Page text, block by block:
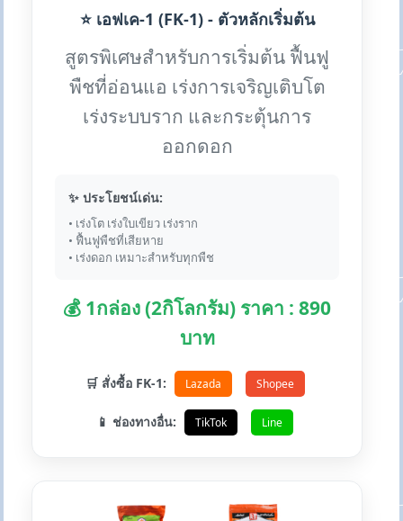
⭐ เอฟเค-1 (FK-1) - ตัวหลักเริ่มต้น
สูตรพิเศษสำหรับการเริ่มต้น ฟื้นฟู
พืชที่อ่อนแอ เร่งการเจริญเติบโต
เร่งระบบราก และกระตุ้นการ
ออกดอก
✨ ประโยชน์เด่น:
• เร่งโต เร่งใบเขียว เร่งราก
• ฟื้นฟูพืชที่เสียหาย
• เร่งดอก เหมาะสำหรับทุกพืช
💰 1กล่อง (2กิโลกรัม) ราคา : 890
บาท
🛒 สั่งซื้อ FK-1: Lazada Shopee
📱 ช่องทางอื่น: TikTok Line